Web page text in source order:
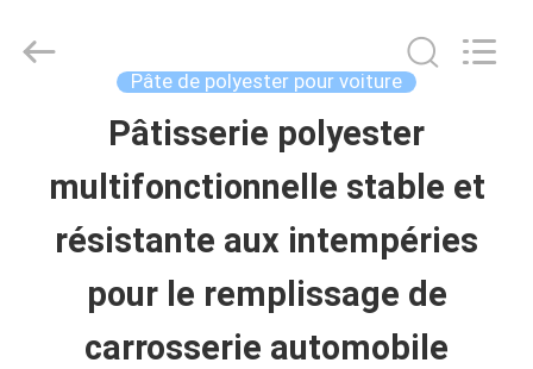
APERÇU
PRODUITS
VIDÉOS
Meklon
Pâte de polyester pour voiture
Pâtisserie polyester
multifonctionnelle stable et
résistante aux intempéries
pour le remplissage de
carrosserie automobile